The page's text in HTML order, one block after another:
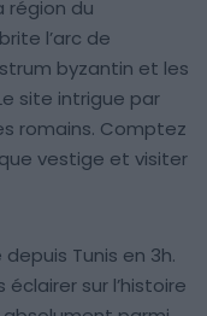
région du
l’arc de
byzantin et les
site intrigue par
romains. Comptez
vestige et visiter
Tunis en 3h.
sur l’histoire